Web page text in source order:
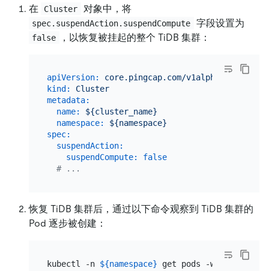
在 Cluster 对象中，将
spec.suspendAction.suspendCompute 字段设置为
false ，以恢复被挂起的整个 TiDB 集群：
apiVersion:
core.pingcap.com/v1alpha1
kind:
Cluster
metadata:
name:
${cluster_name}
namespace:
${namespace}
spec:
suspendAction:
suspendCompute:
false
# ...
恢复 TiDB 集群后，通过以下命令观察到 TiDB 集群的
Pod 逐步被创建：
kubectl -n ${namespace}